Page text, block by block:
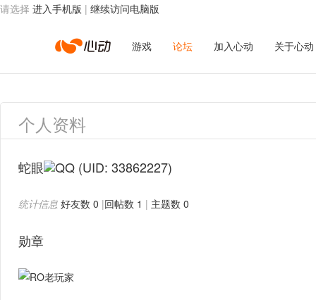
请选择 进入手机版 | 继续访问电脑版
心
动
络
游戏 论坛 加入心动 关于心动
个人资料
蛇眼 (UID: 33862227)
统计信息 好友数 0 |回帖数 1 | 主题数 0
勋章